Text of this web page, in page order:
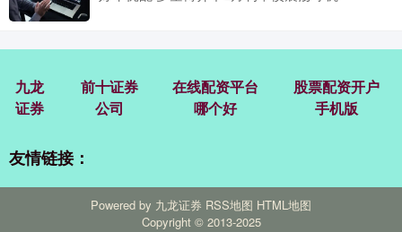
九龙
证券
前十证券
公司
在线配资平台
哪个好
股票配资开户
手机版
友情链接：
Powered by 九龙证券 RSS地图 HTML地图
Copyright © 2013-2025